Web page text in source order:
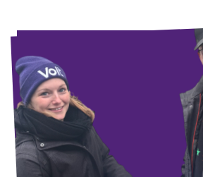
Transparenz
Datenschutz